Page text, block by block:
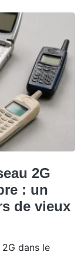
2G
: un
de vieux
2G dans le